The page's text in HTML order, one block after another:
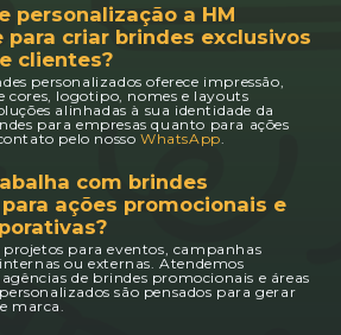
personalização a HM
para criar brindes exclusivos
clientes?
personalizados oferece impressão,
cores, logotipo, nomes e layouts
alinhadas à sua identidade da
para empresas quanto para ações
pelo nossoWhatsApp.
com brindes
ações promocionais e
projetos para eventos, campanhas
ou externas. Atendemos
de brindes promocionais e áreas
são pensados para gerar
marca.